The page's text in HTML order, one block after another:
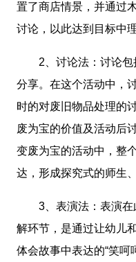
置了商店情景，并通过
讨论，以此达到目标中
2、讨论法：讨论包
分享。在这个活动中，
时的对废旧物品处理的
废为宝的价值及活动后
变废为宝的活动中，整
达，形成探究式的师生
3、表演法：表演在
解环节，是通过让幼儿
体会故事中表达的“笑呵